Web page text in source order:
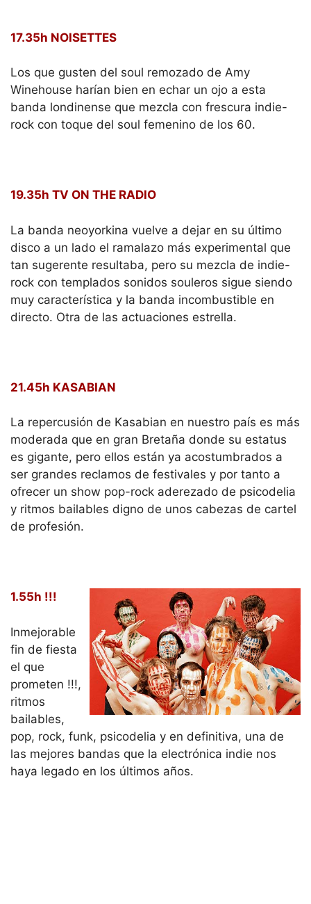
17.35h NOISETTES
Los que gusten del soul remozado de Amy
Winehouse harían bien en echar un ojo a esta
banda londinense que mezcla con frescura indie-
rock con toque del soul femenino de los 60.
19.35h TV ON THE RADIO
La banda neoyorkina vuelve a dejar en su último
disco a un lado el ramalazo más experimental que
tan sugerente resultaba, pero su mezcla de indie-
rock con templados sonidos souleros sigue siendo
muy característica y la banda incombustible en
directo. Otra de las actuaciones estrella.
21.45h KASABIAN
La repercusión de Kasabian en nuestro país es más
moderada que en gran Bretaña donde su estatus
es gigante, pero ellos están ya acostumbrados a
ser grandes reclamos de festivales y por tanto a
ofrecer un show pop-rock aderezado de psicodelia
y ritmos bailables digno de unos cabezas de cartel
de profesión.
1.55h !!!
Inmejorable
fin de fiesta
el que
prometen !!!,
ritmos
bailables,
pop, rock, funk, psicodelia y en definitiva, una de
las mejores bandas que la electrónica indie nos
haya legado en los últimos años.